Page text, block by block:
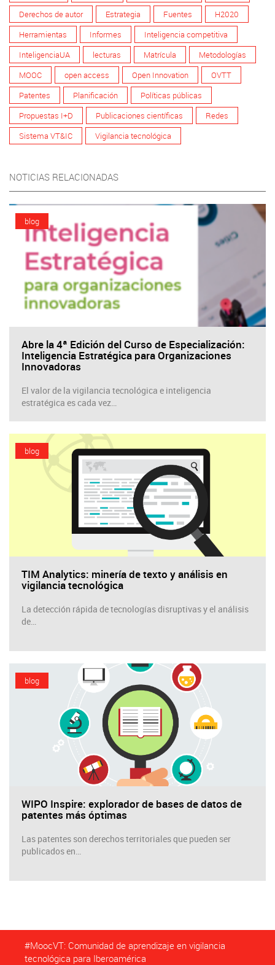
Derechos de autor
Estrategia Fuentes
H2020
Herramientas
Informes
Inteligencia competitiva
InteligenciaUA
lecturas Matrícula
Metodologías
MOOC
open access Open Innovation
OVTT
Patentes
Planificación
Políticas públicas
Propuestas I+D
Publicaciones científicas
Redes
Sistema VT&IC
Vigilancia tecnológica
NOTICIAS RELACIONADAS
blog
Abre la 4ª Edición del Curso de Especialización:
Inteligencia Estratégica para Organizaciones
Innovadoras
El valor de la vigilancia tecnológica e inteligencia
estratégica es cada vez…
blog
TIM Analytics: minería de texto y análisis en
vigilancia tecnológica
La detección rápida de tecnologías disruptivas y el análisis
de…
blog
WIPO Inspire: explorador de bases de datos de
patentes más óptimas
Las patentes son derechos territoriales que pueden ser
publicados en…
#MoocVT: Comunidad de aprendizaje en vigilancia
tecnológica para Iberoamérica